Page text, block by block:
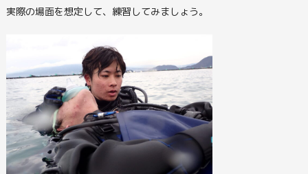
実際の場面を想定して、練習してみましょう。